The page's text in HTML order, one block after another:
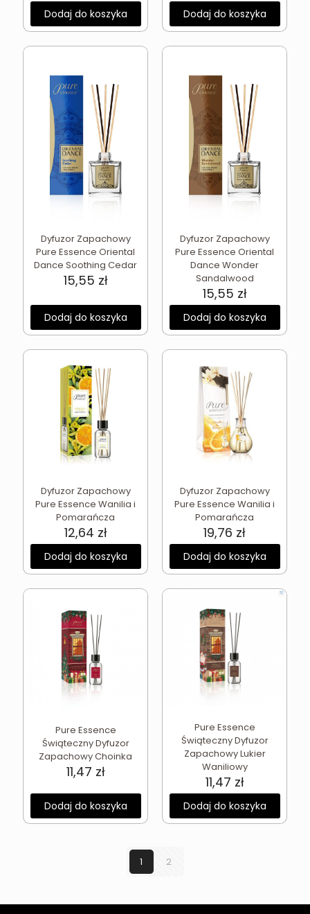
Dodaj do koszyka Dodaj do koszyka
Dyfuzor Zapachowy
Pure Essence Oriental
Dance Soothing Cedar
15,55 zł
Dodaj do koszyka
Dyfuzor Zapachowy
Pure Essence Oriental
Dance Wonder
Sandalwood
15,55 zł
Dodaj do koszyka
Dyfuzor Zapachowy
Pure Essence Wanilia i
Pomarańcza
12,64 zł
Dodaj do koszyka
Dyfuzor Zapachowy
Pure Essence Wanilia i
Pomarańcza
19,76 zł
Dodaj do koszyka
Pure Essence
Świąteczny Dyfuzor
Zapachowy Choinka
11,47 zł
Dodaj do koszyka
Pure Essence
Świąteczny Dyfuzor
Zapachowy Lukier
Waniliowy
11,47 zł
Dodaj do koszyka
1 2